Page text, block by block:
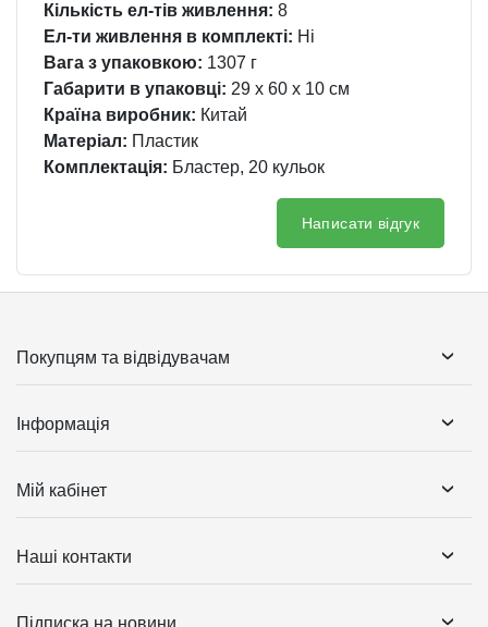
Кількість ел-тів живлення: 8
Ел-ти живлення в комплекті: Ні
Вага з упаковкою: 1307 г
Габарити в упаковці: 29 x 60 x 10 см
Країна виробник: Китай
Матеріал: Пластик
Комплектація: Бластер, 20 кульок
Написати відгук
Покупцям та відвідувачам
Інформація
Мій кабінет
Наші контакти